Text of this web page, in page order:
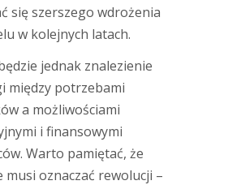
się szerszego wdrożenia
w kolejnych latach.
jednak znalezienie
między potrzebami
a możliwościami
i finansowymi
Warto pamiętać, że
musi oznaczać rewolucji –